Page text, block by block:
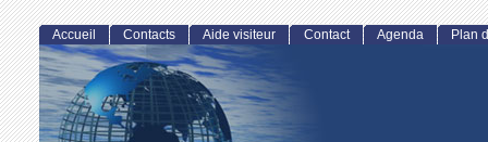
Accueil Contacts Aide visiteur Contact Agenda Plan